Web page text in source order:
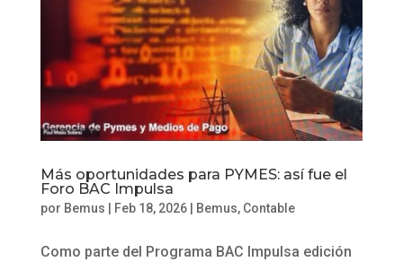
Más oportunidades para PYMES: así fue el
Foro BAC Impulsa
por Bemus Feb 18, 2026| Bemus, Contable
Como parte del Programa BAC Impulsa edición